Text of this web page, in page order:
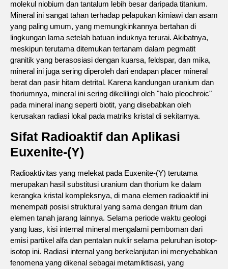
molekul niobium dan tantalum lebih besar daripada titanium.
Mineral ini sangat tahan terhadap pelapukan kimiawi dan asam
yang paling umum, yang memungkinkannya bertahan di
lingkungan lama setelah batuan induknya terurai. Akibatnya,
meskipun terutama ditemukan tertanam dalam pegmatit
granitik yang berasosiasi dengan kuarsa, feldspar, dan mika,
mineral ini juga sering diperoleh dari endapan placer mineral
berat dan pasir hitam detrital. Karena kandungan uranium dan
thoriumnya, mineral ini sering dikelilingi oleh "halo pleochroic"
pada mineral inang seperti biotit, yang disebabkan oleh
kerusakan radiasi lokal pada matriks kristal di sekitarnya.
Sifat Radioaktif dan Aplikasi
Euxenite-(Y)
Radioaktivitas yang melekat pada Euxenite-(Y) terutama
merupakan hasil substitusi uranium dan thorium ke dalam
kerangka kristal kompleksnya, di mana elemen radioaktif ini
menempati posisi struktural yang sama dengan itrium dan
elemen tanah jarang lainnya. Selama periode waktu geologi
yang luas, kisi internal mineral mengalami pemboman dari
emisi partikel alfa dan pentalan nuklir selama peluruhan isotop-
isotop ini. Radiasi internal yang berkelanjutan ini menyebabkan
fenomena yang dikenal sebagai metamiktisasi, yang